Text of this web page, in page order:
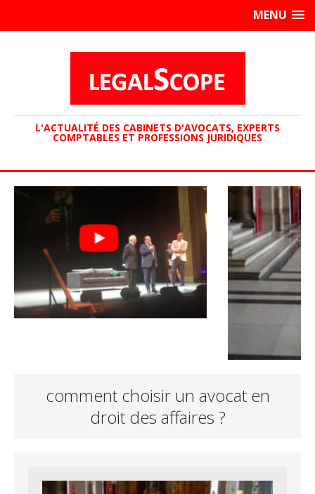
MENU
L'ACTUALITÉ DES CABINETS D'AVOCATS, EXPERTS
COMPTABLES ET PROFESSIONS JURIDIQUES
comment choisir un avocat en
droit des affaires ?